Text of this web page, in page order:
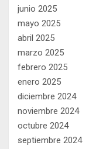
junio 2025
mayo 2025
abril 2025
marzo 2025
febrero 2025
enero 2025
diciembre 2024
noviembre 2024
octubre 2024
septiembre 2024